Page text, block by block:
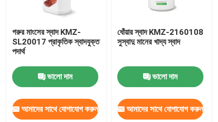
গরুর মাংসের স্বাদ KMZ-
SL20017 প্রাকৃতিক স্বাদযুক্ত
পদার্থ
ভালো দাম
আমাদের সাথে যোগাযোগ করুন
ধোঁয়ার স্বাদ KMZ-2160108
সুস্বাদু মানের খাদ্য স্বাদ
ভালো দাম
আমাদের সাথে যোগাযোগ করুন